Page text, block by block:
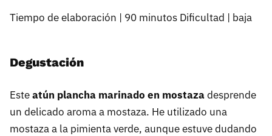
Tiempo de elaboración | 90 minutos Dificultad | baja
Degustación
Esteatún plancha marinado en mostazadesprende
un delicado aroma a mostaza. He utilizado una
mostaza a la pimienta verde, aunque estuve dudando